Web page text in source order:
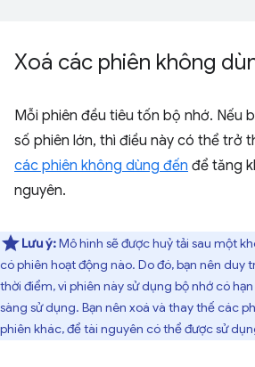
Xoá các phiên không
Mỗi phiên đều tiêu tốn bộ nhớ. Nếu
số phiên lớn, thì điều này có thể trở
các phiên không dùng đến để tăng
nguyên.
Lưu ý:Mô hình sẽ được huỷ tải sau một
có phiên hoạt động nào. Do đó, bạn nên duy
thời điểm, vì phiên này sử dụng bộ nhớ có
sàng sử dụng. Bạn nên xoá và thay thế các
phiên khác, để tài nguyên có thể được sử